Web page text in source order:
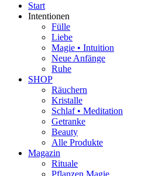
Start
Intentionen
Fülle
Liebe
Magie • Intuition
Neue Anfänge
Ruhe
SHOP
Räuchern
Kristalle
Schlaf • Meditation
Getranke
Beauty
Alle Produkte
Magazin
Rituale
Pflanzen Magie